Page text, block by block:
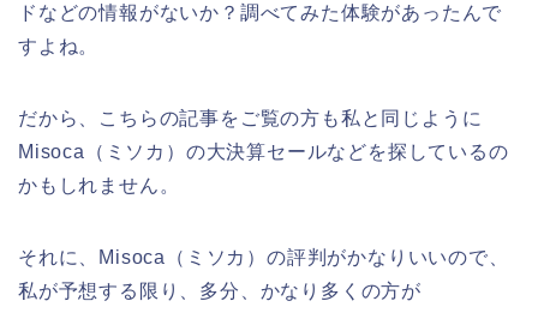
ドなどの情報がないか？調べてみた体験があったんで
すよね。
だから、こちらの記事をご覧の方も私と同じように
Misoca（ミソカ）の大決算セールなどを探しているの
かもしれません。
それに、Misoca（ミソカ）の評判がかなりいいので、
私が予想する限り、多分、かなり多くの方が